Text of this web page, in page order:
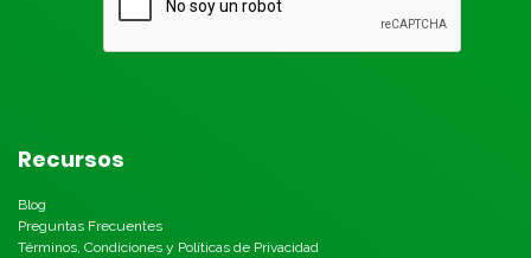
Recursos
Blog
Preguntas Frecuentes
Términos, Condiciones y Políticas de Privacidad